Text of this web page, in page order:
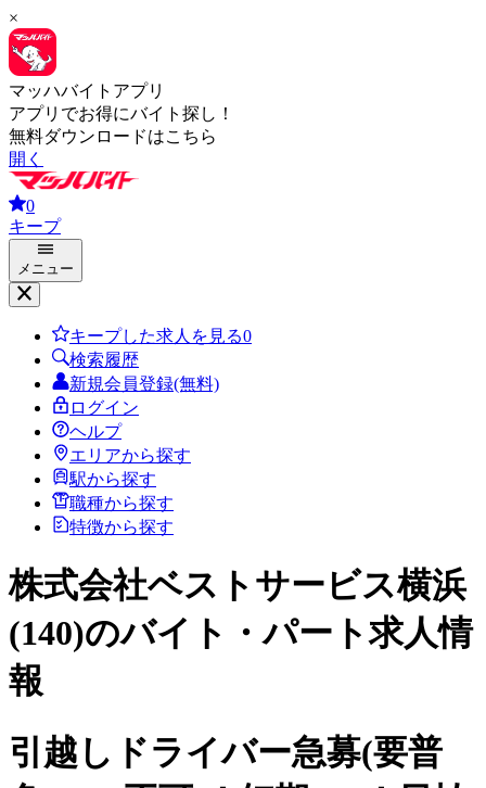
×
マッハバイトアプリ
アプリでお得にバイト探し！
無料ダウンロードはこちら
開く
0
キープ
メニュー
キープした求人を見る0
検索履歴
新規会員登録(無料)
ログイン
ヘルプ
エリアから探す
駅から探す
職種から探す
特徴から探す
株式会社ベストサービス横浜
(140)のバイト・パート求人情
報
引越しドライバー急募(要普